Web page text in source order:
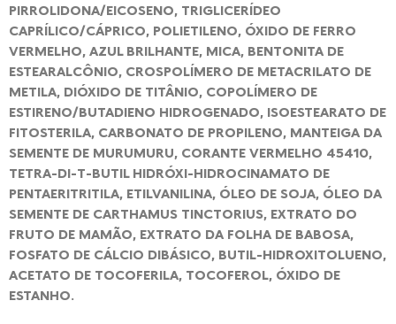
PIRROLIDONA/EICOSENO, TRIGLICERÍDEO
CAPRÍLICO/CÁPRICO, POLIETILENO, ÓXIDO DE FERRO
VERMELHO, AZUL BRILHANTE, MICA, BENTONITA DE
ESTEARALCÔNIO, CROSPOLÍMERO DE METACRILATO DE
METILA, DIÓXIDO DE TITÂNIO, COPOLÍMERO DE
ESTIRENO/BUTADIENO HIDROGENADO, ISOESTEARATO DE
FITOSTERILA, CARBONATO DE PROPILENO, MANTEIGA DA
SEMENTE DE MURUMURU, CORANTE VERMELHO 45410,
TETRA-DI-T-BUTIL HIDRÓXI-HIDROCINAMATO DE
PENTAERITRITILA, ETILVANILINA, ÓLEO DE SOJA, ÓLEO DA
SEMENTE DE CARTHAMUS TINCTORIUS, EXTRATO DO
FRUTO DE MAMÃO, EXTRATO DA FOLHA DE BABOSA,
FOSFATO DE CÁLCIO DIBÁSICO, BUTIL-HIDROXITOLUENO,
ACETATO DE TOCOFERILA, TOCOFEROL, ÓXIDO DE
ESTANHO.